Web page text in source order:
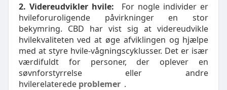
2. Videreudvikler hvile:
For nogle individer er
hvileforuroligende påvirkninger en stor
bekymring. CBD har vist sig at videreudvikle
hvilekvaliteten ved at øge afviklingen og hjælpe
med at styre hvile-vågningscyklusser. Det er især
værdifuldt for personer, der oplever en
søvnforstyrrelse eller andre
hvilerelaterede problemer .